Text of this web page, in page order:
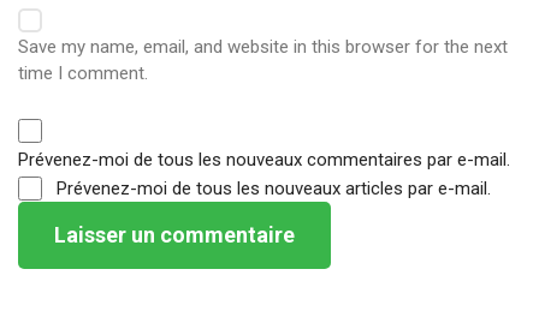
Save my name, email, and website in this browser for the next
time I comment.
Prévenez-moi de tous les nouveaux commentaires par e-mail.
Prévenez-moi de tous les nouveaux articles par e-mail.